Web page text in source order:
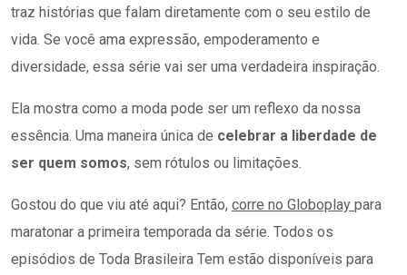
traz histórias que falam diretamente com o seu estilo de
vida. Se você ama expressão, empoderamento e
diversidade, essa série vai ser uma verdadeira inspiração.
Ela mostra como a moda pode ser um reflexo da nossa
essência. Uma maneira única de celebrar a liberdade de
ser quem somos, sem rótulos ou limitações.
Gostou do que viu até aqui? Então, corre no Globoplay para
maratonar a primeira temporada da série. Todos os
episódios de Toda Brasileira Tem estão disponíveis para